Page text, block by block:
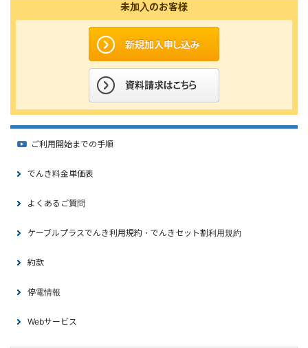
未加入のお客様
ご利用開始までの手順
でんき料金単価表
よくあるご質問
ケーブルプラスでんき利用規約・でんきセット割利用規約
約款
停電情報
Webサービス